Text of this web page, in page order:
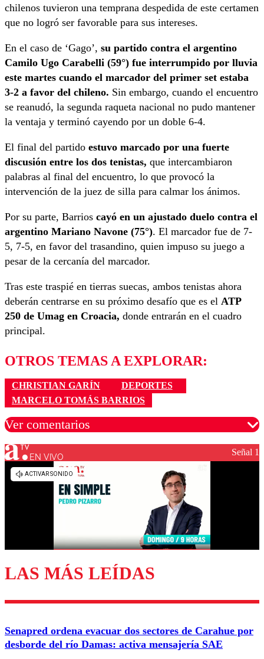
chilenos tuvieron una temprana despedida de este certamen
que no logró ser favorable para sus intereses.
En el caso de ‘Gago’, su partido contra el argentino
Camilo Ugo Carabelli (59°) fue interrumpido por lluvia
este martes cuando el marcador del primer set estaba
3-2 a favor del chileno. Sin embargo, cuando el encuentro
se reanudó, la segunda raqueta nacional no pudo mantener
la ventaja y terminó cayendo por un doble 6-4.
El final del partido estuvo marcado por una fuerte
discusión entre los dos tenistas, que intercambiaron
palabras al final del encuentro, lo que provocó la
intervención de la juez de silla para calmar los ánimos.
Por su parte, Barrios cayó en un ajustado duelo contra el
argentino Mariano Navone (75°). El marcador fue de 7-
5, 7-5, en favor del trasandino, quien impuso su juego a
pesar de la cercanía del marcador.
Tras este traspié en tierras suecas, ambos tenistas ahora
deberán centrarse en su próximo desafío que es el ATP
250 de Umag en Croacia, donde entrarán en el cuadro
principal.
OTROS TEMAS A EXPLORAR:
CHRISTIAN GARÍN
DEPORTES
MARCELO TOMÁS BARRIOS
Ver comentarios
Los comentarios son moderados para garantizar un
diálogo respetuoso.
Enviar comentario
EN VIVO Señal 1
LAS MÁS LEÍDAS
Senapred ordena evacuar dos sectores de Carahue por
desborde del río Damas: activa mensajería SAE